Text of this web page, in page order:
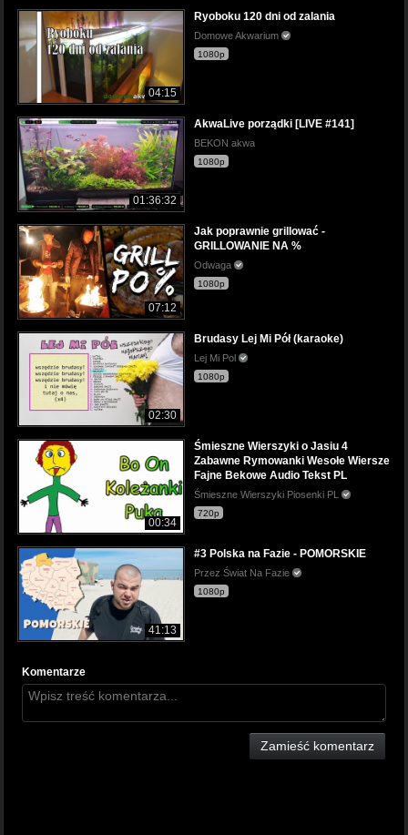
04:15
Ryoboku 120 dni od zalania
Domowe Akwarium
1080p
01:36:32
AkwaLive porządki [LIVE #141]
BEKON akwa
1080p
07:12
Jak poprawnie grillować -
GRILLOWANIE NA %
Odwaga
1080p
02:30
Brudasy Lej Mi Pół (karaoke)
Lej Mi Pol
1080p
00:34
Śmieszne Wierszyki o Jasiu 4
Zabawne Rymowanki Wesołe Wiersze
Fajne Bekowe Audio Tekst PL
Śmieszne Wierszyki Piosenki PL
720p
41:13
#3 Polska na Fazie - POMORSKIE
Przez Świat Na Fazie
1080p
Komentarze
Zamieść komentarz